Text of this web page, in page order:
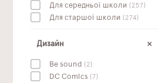
Для середньої школи (257)
Для старшої школи (274)
Дизайн
Be sound (2)
DC Сomics (7)